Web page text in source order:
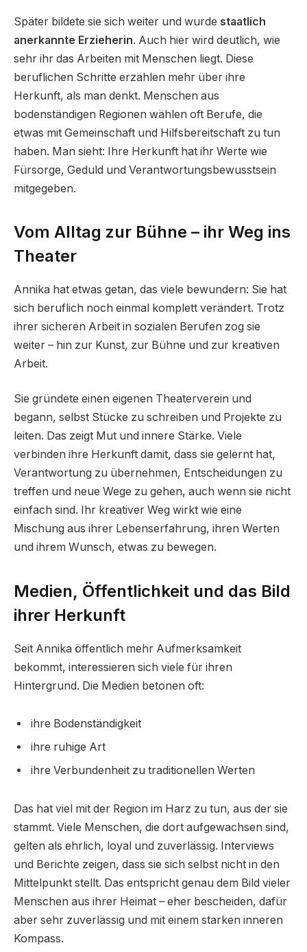
Später bildete sie sich weiter und wurde staatlich
anerkannte Erzieherin. Auch hier wird deutlich, wie
sehr ihr das Arbeiten mit Menschen liegt. Diese
beruflichen Schritte erzählen mehr über ihre
Herkunft, als man denkt. Menschen aus
bodenständigen Regionen wählen oft Berufe, die
etwas mit Gemeinschaft und Hilfsbereitschaft zu tun
haben. Man sieht: Ihre Herkunft hat ihr Werte wie
Fürsorge, Geduld und Verantwortungsbewusstsein
mitgegeben.
Vom Alltag zur Bühne – ihr Weg ins
Theater
Annika hat etwas getan, das viele bewundern: Sie hat
sich beruflich noch einmal komplett verändert. Trotz
ihrer sicheren Arbeit in sozialen Berufen zog sie
weiter – hin zur Kunst, zur Bühne und zur kreativen
Arbeit.
Sie gründete einen eigenen Theaterverein und
begann, selbst Stücke zu schreiben und Projekte zu
leiten. Das zeigt Mut und innere Stärke. Viele
verbinden ihre Herkunft damit, dass sie gelernt hat,
Verantwortung zu übernehmen, Entscheidungen zu
treffen und neue Wege zu gehen, auch wenn sie nicht
einfach sind. Ihr kreativer Weg wirkt wie eine
Mischung aus ihrer Lebenserfahrung, ihren Werten
und ihrem Wunsch, etwas zu bewegen.
Medien, Öffentlichkeit und das Bild
ihrer Herkunft
Seit Annika öffentlich mehr Aufmerksamkeit
bekommt, interessieren sich viele für ihren
Hintergrund. Die Medien betonen oft:
ihre Bodenständigkeit
ihre ruhige Art
ihre Verbundenheit zu traditionellen Werten
Das hat viel mit der Region im Harz zu tun, aus der sie
stammt. Viele Menschen, die dort aufgewachsen sind,
gelten als ehrlich, loyal und zuverlässig. Interviews
und Berichte zeigen, dass sie sich selbst nicht in den
Mittelpunkt stellt. Das entspricht genau dem Bild vieler
Menschen aus ihrer Heimat – eher bescheiden, dafür
aber sehr zuverlässig und mit einem starken inneren
Kompass.